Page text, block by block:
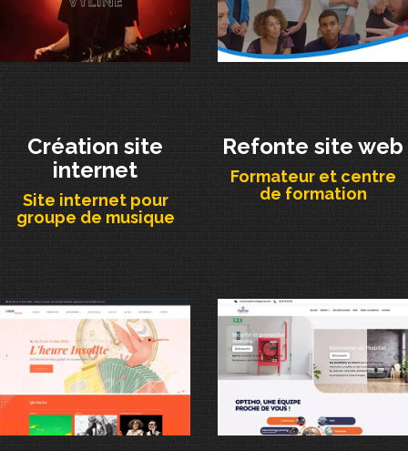
Création site
internet
Site internet pour
groupe de musique
Refonte site web
Formateur et centre
de formation